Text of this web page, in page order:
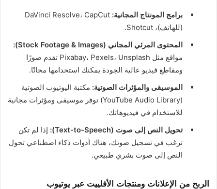
برامج المونتاج المجانية: DaVinci Resolve، CapCut
(للهاتف)، Shotcut.
المحتوى المرئي المجاني (Stock Footage & Images):
مواقع مثل Pixabay، Pexels، Unsplash تقدم صورًا
ومقاطع فيديو عالية الجودة يمكنك استخدامها مجانًا.
الموسيقى والمؤثرات الصوتية: مكتبة اليوتيوب الصوتية
(YouTube Audio Library) توفر موسيقى ومؤثرات مجانية
للاستخدام في فيديوهاتك.
تحويل النص إلى صوت (Text-to-Speech):
إذا لم تكن
ترغب في تسجيل صوتك، هناك أدوات ذكاء اصطناعي تحول
النص إلى صوت بشري طبيعي.
الربح من الإعلانات ومنتجات الأفلييت عبر يوتيوب